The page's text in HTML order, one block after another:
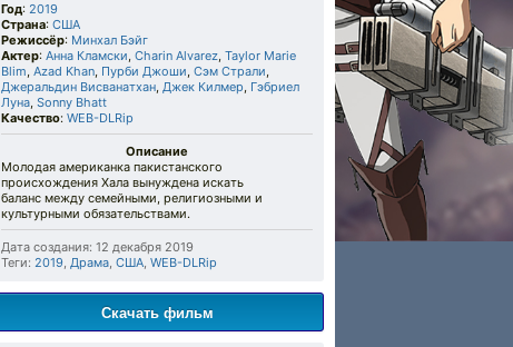
Год: 2019
Страна: США
Режиссёр: Минхал Бэйг
Актер: Анна Кламски, Charin Alvarez, Taylor Marie
Blim, Azad Khan, Пурби Джоши, Сэм Страли,
Джеральдин Висванатхан, Джек Килмер, Гэбриел
Луна, Sonny Bhatt
Качество: WEB-DLRip
Описание
Молодая американка пакистанского
происхождения Хала вынуждена искать
баланс между семейными, религиозными и
культурными обязательствами.
Дата создания: 12 декабря 2019
Теги: 2019, Драма, США, WEB-DLRip
Скачать фильм